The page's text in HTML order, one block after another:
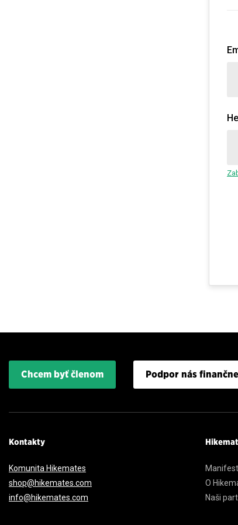
Chcem byť členom Podpor nás finančne
Kontakty
Komunita Hikemates
shop@hikemates.com
info@hikemates.com
O
Naši